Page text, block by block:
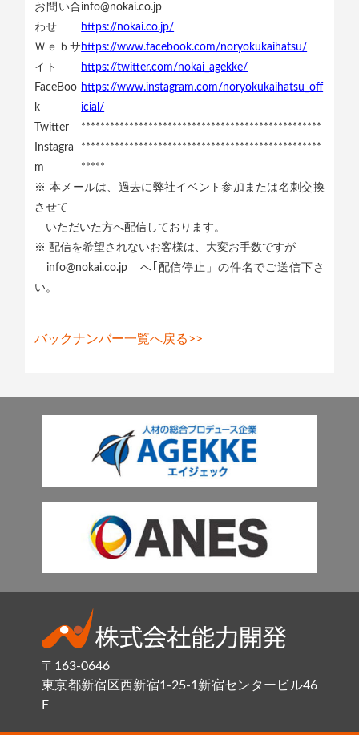
お問い合
わせ
Ｗｅｂサ
イト
FaceBoo
k
Twitter
Instagra
m
info@nokai.co.jp
https://nokai.co.jp/
https://www.facebook.com/noryokukaihatsu/
https://twitter.com/nokai_agekke/
https://www.instagram.com/noryokukaihatsu_off
icial/
**************************************************
**************************************************
*****
※ 本メールは、過去に弊社イベント参加または名刺交換
させて
いただいた方へ配信しております。
※ 配信を希望されないお客様は、大変お手数ですが
info@nokai.co.jp へ｢配信停止」の件名でご送信下さ
い。
バックナンバー一覧へ戻る>>
〒163-0646
東京都新宿区西新宿1-25-1新宿センタービル46
F